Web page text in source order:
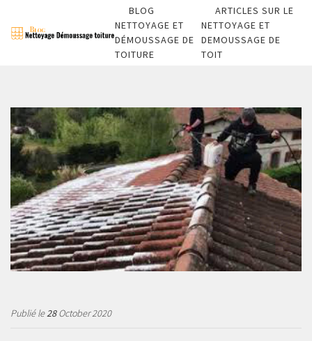
BLOG
NETTOYAGE ET
DÉMOUSSAGE DE
TOITURE
ARTICLES SUR LE
NETTOYAGE ET
DEMOUSSAGE DE
TOIT
Publié le28October 2020